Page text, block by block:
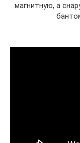
магнитную, а